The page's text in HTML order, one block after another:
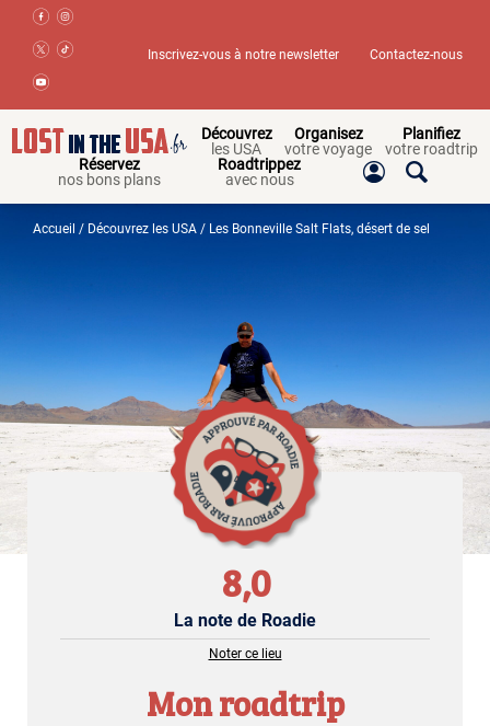
Inscrivez-vous à notre newsletter Contactez-nous
Découvrez
les USA
Organisez
votre voyage
Planifiez
votre roadtrip
Réservez
nos bons plans
Roadtrippez
avec nous
Accueil / Découvrez les USA / Les Bonneville Salt Flats, désert de sel
8,0
La note de Roadie
Noter ce lieu
Mon roadtrip